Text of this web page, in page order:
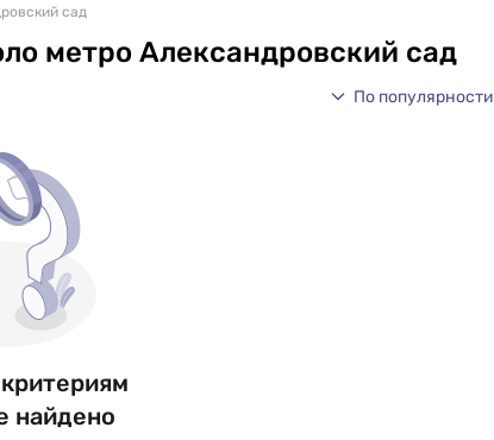
сад
метро Александровский сад
По популярности
найдено